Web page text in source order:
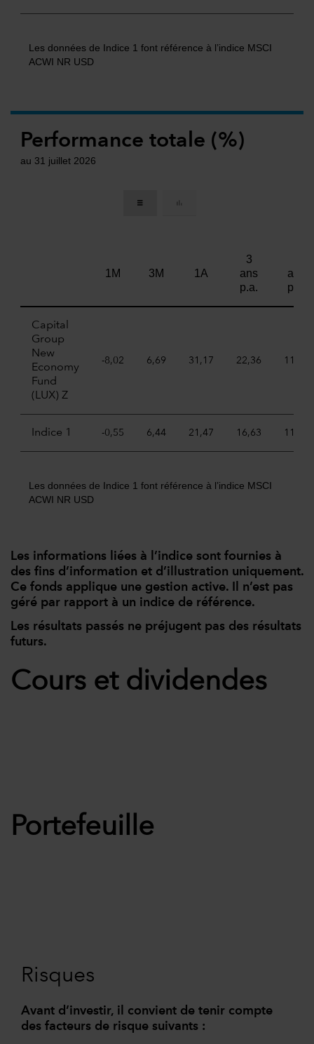
Les données de Indice 1 font référence à l’indice MSCI
ACWI NR USD
Performance totale (%)
au 31 juillet 2026
1M 3M 1A
3
ans
p.a.
ans
p.a.
Capital
Group
New
Economy
Fund
(LUX) Z
-8,02 6,69 31,17 22,36 11,55
Indice 1 -0,55 6,44 21,47 16,63 11,52
Les données de Indice 1 font référence à l’indice MSCI
ACWI NR USD
Les informations liées à l’indice sont fournies à
des fins d’information et d’illustration uniquement.
Ce fonds applique une gestion active. Il n’est pas
géré par rapport à un indice de référence.
Les résultats passés ne préjugent pas des résultats
futurs.
Cours et dividendes
Portefeuille
Risques
Avant d’investir, il convient de tenir compte
des facteurs de risque suivants :